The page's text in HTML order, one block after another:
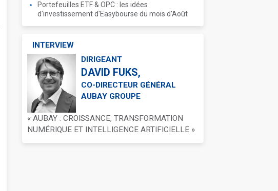
Portefeuilles ETF & OPC : les idées
d'investissement d'Easybourse du mois d'Août
INTERVIEW
DIRIGEANT
DAVID FUKS,
CO-DIRECTEUR GÉNÉRAL
AUBAY GROUPE
« AUBAY : CROISSANCE, TRANSFORMATION
NUMÉRIQUE ET INTELLIGENCE ARTIFICIELLE »